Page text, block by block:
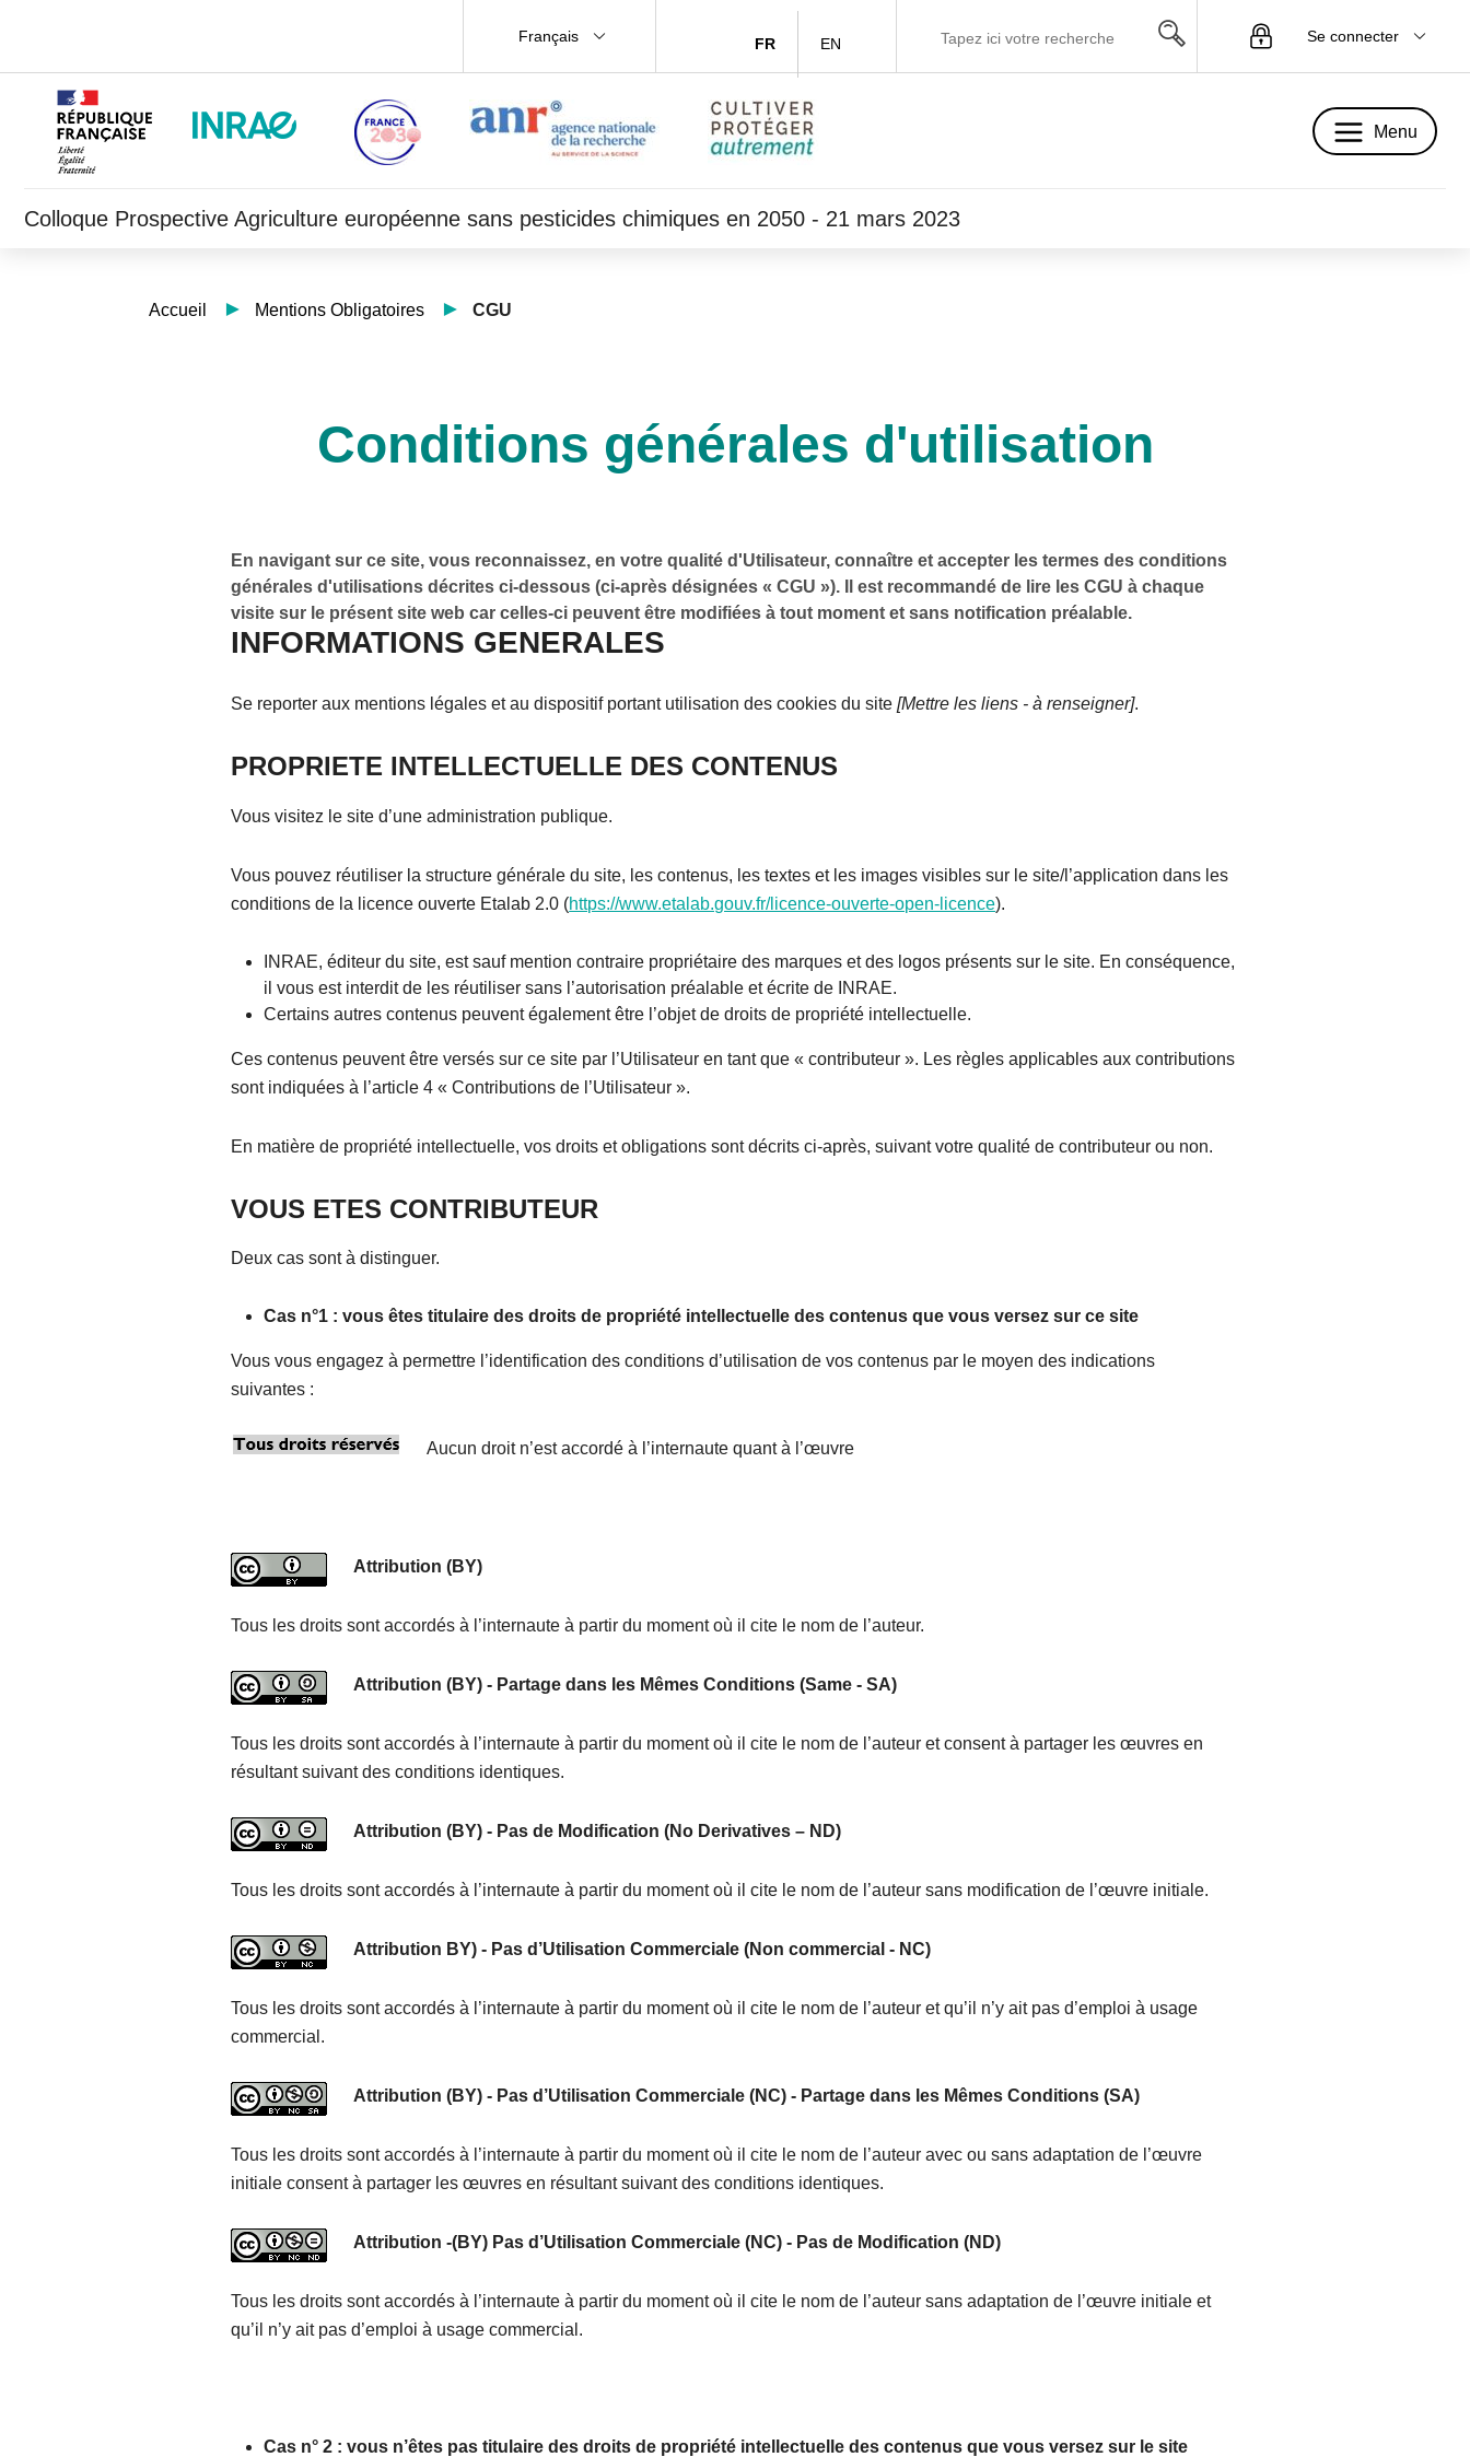
Français FR EN Se connecter
Menu
Colloque Prospective Agriculture européenne sans pesticides chimiques en 2050 - 21 mars 2023
Accueil Mentions Obligatoires CGU
Conditions générales d'utilisation
En navigant sur ce site, vous reconnaissez, en votre qualité d'Utilisateur, connaître et accepter les termes des conditions
générales d'utilisations décrites ci-dessous (ci-après désignées « CGU »). Il est recommandé de lire les CGU à chaque
visite sur le présent site web car celles-ci peuvent être modifiées à tout moment et sans notification préalable.
INFORMATIONS GENERALES
Se reporter aux mentions légales et au dispositif portant utilisation des cookies du site[Mettre les liens - à renseigner].
PROPRIETE INTELLECTUELLE DES CONTENUS
Vous visitez le site d’une administration publique.
Vous pouvez réutiliser la structure générale du site, les contenus, les textes et les images visibles sur le site/l’application dans les
conditions de la licence ouverte Etalab 2.0 (https://www.etalab.gouv.fr/licence-ouverte-open-licence).
INRAE, éditeur du site, est sauf mention contraire propriétaire des marques et des logos présents sur le site. En conséquence,
il vous est interdit de les réutiliser sans l’autorisation préalable et écrite de INRAE.
Certains autres contenus peuvent également être l’objet de droits de propriété intellectuelle.
Ces contenus peuvent être versés sur ce site par l’Utilisateur en tant que « contributeur ». Les règles applicables aux contributions
sont indiquées à l’article 4 « Contributions de l’Utilisateur ».
En matière de propriété intellectuelle, vos droits et obligations sont décrits ci-après, suivant votre qualité de contributeur ou non.
VOUS ETES CONTRIBUTEUR
Deux cas sont à distinguer.
Cas n°1 : vous êtes titulaire des droits de propriété intellectuelle des contenus que vous versez sur ce site
Vous vous engagez à permettre l’identification des conditions d’utilisation de vos contenus par le moyen des indications
suivantes :
Aucun droit n’est accordé à l’internaute quant à l’œuvre
Attribution (BY)
Tous les droits sont accordés à l’internaute à partir du moment où il cite le nom de l’auteur.
Attribution (BY) - Partage dans les Mêmes Conditions (Same - SA)
Tous les droits sont accordés à l’internaute à partir du moment où il cite le nom de l’auteur et consent à partager les œuvres en
résultant suivant des conditions identiques.
Attribution (BY) - Pas de Modification (No Derivatives – ND)
Tous les droits sont accordés à l’internaute à partir du moment où il cite le nom de l’auteur sans modification de l’œuvre initiale.
Attribution BY) - Pas d’Utilisation Commerciale (Non commercial - NC)
Tous les droits sont accordés à l’internaute à partir du moment où il cite le nom de l’auteur et qu’il n’y ait pas d’emploi à usage
commercial.
Attribution (BY) - Pas d’Utilisation Commerciale (NC) - Partage dans les Mêmes Conditions (SA)
Tous les droits sont accordés à l’internaute à partir du moment où il cite le nom de l’auteur avec ou sans adaptation de l’œuvre
initiale consent à partager les œuvres en résultant suivant des conditions identiques.
Attribution -(BY) Pas d’Utilisation Commerciale (NC) - Pas de Modification (ND)
Tous les droits sont accordés à l’internaute à partir du moment où il cite le nom de l’auteur sans adaptation de l’œuvre initiale et
qu’il n’y ait pas d’emploi à usage commercial.
Cas n° 2 : vous n’êtes pas titulaire des droits de propriété intellectuelle des contenus que vous versez sur le site